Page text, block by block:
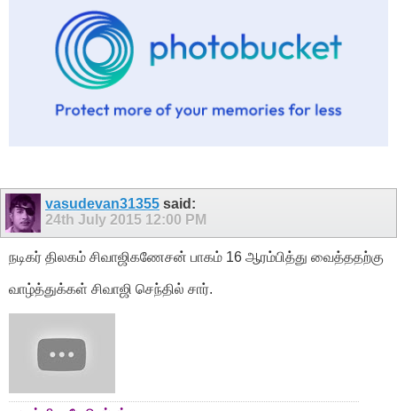
vasudevan31355 said:
24th July 2015 12:00 PM
நடிகர் திலகம் சிவாஜிகணேசன் பாகம் 16 ஆரம்பித்து வைத்ததற்கு
வாழ்த்துக்கள் சிவாஜி செந்தில் சார்.